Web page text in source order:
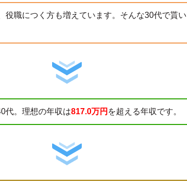
役職につく方も増えています。そんな30代で貰
代。理想の年収は817.0万円 を超える年収です。